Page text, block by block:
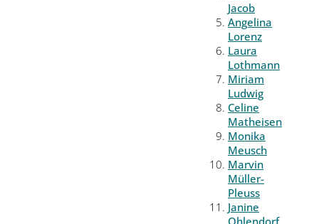
Jacob
Angelina
Lorenz
Laura
Lothmann
Miriam
Ludwig
Celine
Matheisen
Monika
Meusch
Marvin
Müller-
Pleuss
Janine
Ohlendorf